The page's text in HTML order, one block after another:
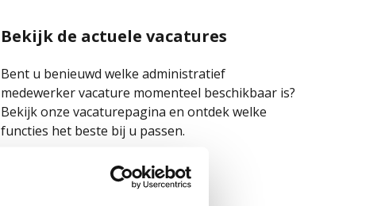
Bekijk de actuele vacatures
Bent u benieuwd welke administratief
medewerker vacature momenteel beschikbaar is?
Bekijk onze vacaturepagina en ontdek welke
functies het beste bij u passen.
Bekijk vacatures